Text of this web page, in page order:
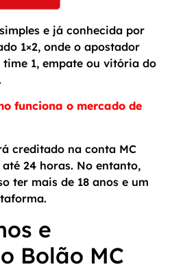
e já conhecida por
1×2, onde o apostador
1, empate ou vitória do
funciona o mercado de
creditado na conta MC
24 horas. No entanto,
ter mais de 18 anos e um
e
Bolão MC